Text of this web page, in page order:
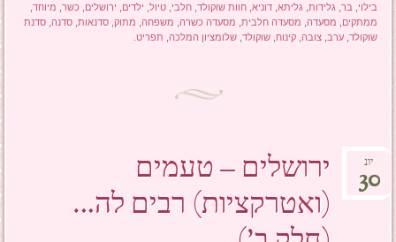
בילוי
בר גלידות גליתא ,דוניא ,חוות שוקולד ,חלבי ,טיול ילדים ירושלים כשר מיוחד
ממתקים
מסעדה מסעדה חלבית מסעדה כשרה משפחה מתוק ,סדנאות ,סדנה ,סדנת
שוקולד ,ערב ,צובה ,קינוח ,שוקולד ,שלומציון המלכה תפריט
ירושלים – טעמים
(ואטרקציות) רבים לה…
יונ
30